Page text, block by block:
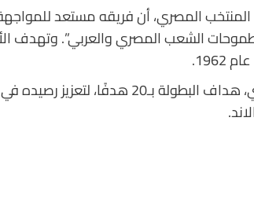
المصري، أن فريقه مستعد للمواجهة
الشعب المصري والعربي”. وتهدف
من جانبه، يسعى ميسي، هداف